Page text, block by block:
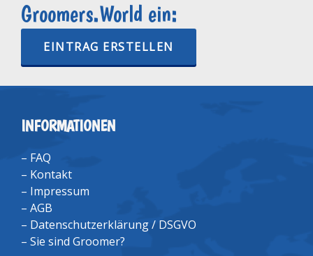
Groomers.World ein:
EINTRAG ERSTELLEN
INFORMATIONEN
– FAQ
– Kontakt
– Impressum
– AGB
– Datenschutzerklärung / DSGVO
– Sie sind Groomer?